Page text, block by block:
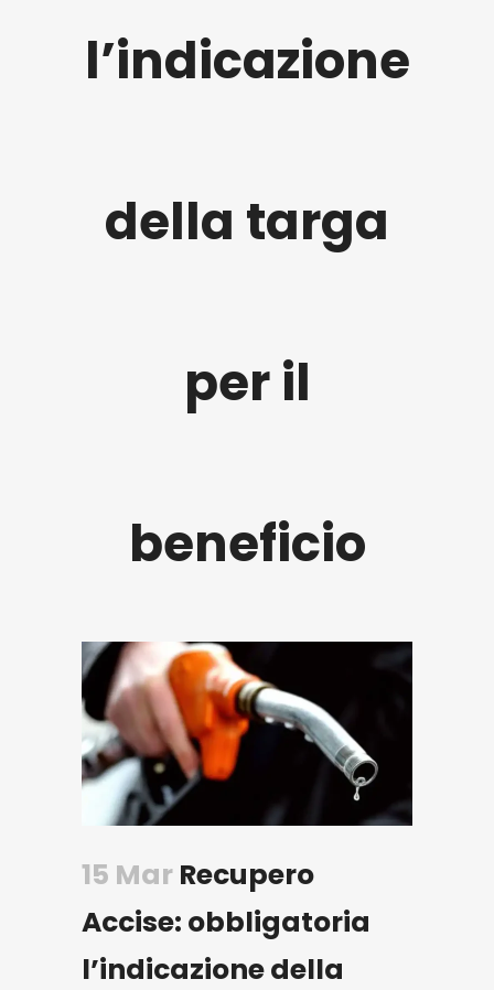
l’indicazione
della targa
per il
beneficio
15 Mar Recupero
Accise: obbligatoria
l’indicazione della